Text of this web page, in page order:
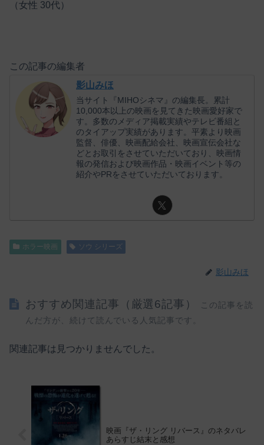
（女性 30代）
この記事の編集者
影山みほ
当サイト『MIHOシネマ』の編集長。累計
10,000本以上の映画を見てきた映画愛好家で
す。多数のメディア掲載実績やテレビ番組と
のタイアップ実績があります。平素より映画
監督、俳優、映画配給会社、映画宣伝会社な
どとお取引をさせていただいており、映画情
報の発信および映画作品・映画イベント等の
紹介やPRをさせていただいております。
ホラー映画 ソウ シリーズ
影山みほ
おすすめ関連記事（厳選6記事）
この記事を読
んだ方が、続けて読んでいる人気記事です。
関連記事は見つかりませんでした。
映画『ザ・リング リバース』のネタバレ
あらすじ結末と感想